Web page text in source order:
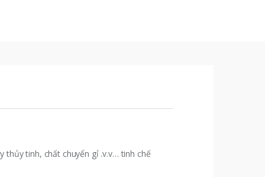
thủy tinh, chất chuyển gỉ .v.v… tinh chế